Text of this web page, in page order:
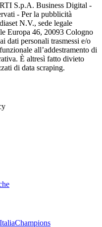
RTI S.p.A. Business Digital -
- Per la pubblicità
N.V., sede legale
Europa 46, 20093 Cologno
dati personali trasmessi e/o
all’addestramento di
È altresì fatto divieto
di data scraping.
Champions